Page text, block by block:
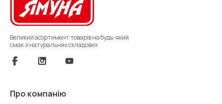
Великий асортимент товарів на будь-який
смак з натуральних складових
Про компанію